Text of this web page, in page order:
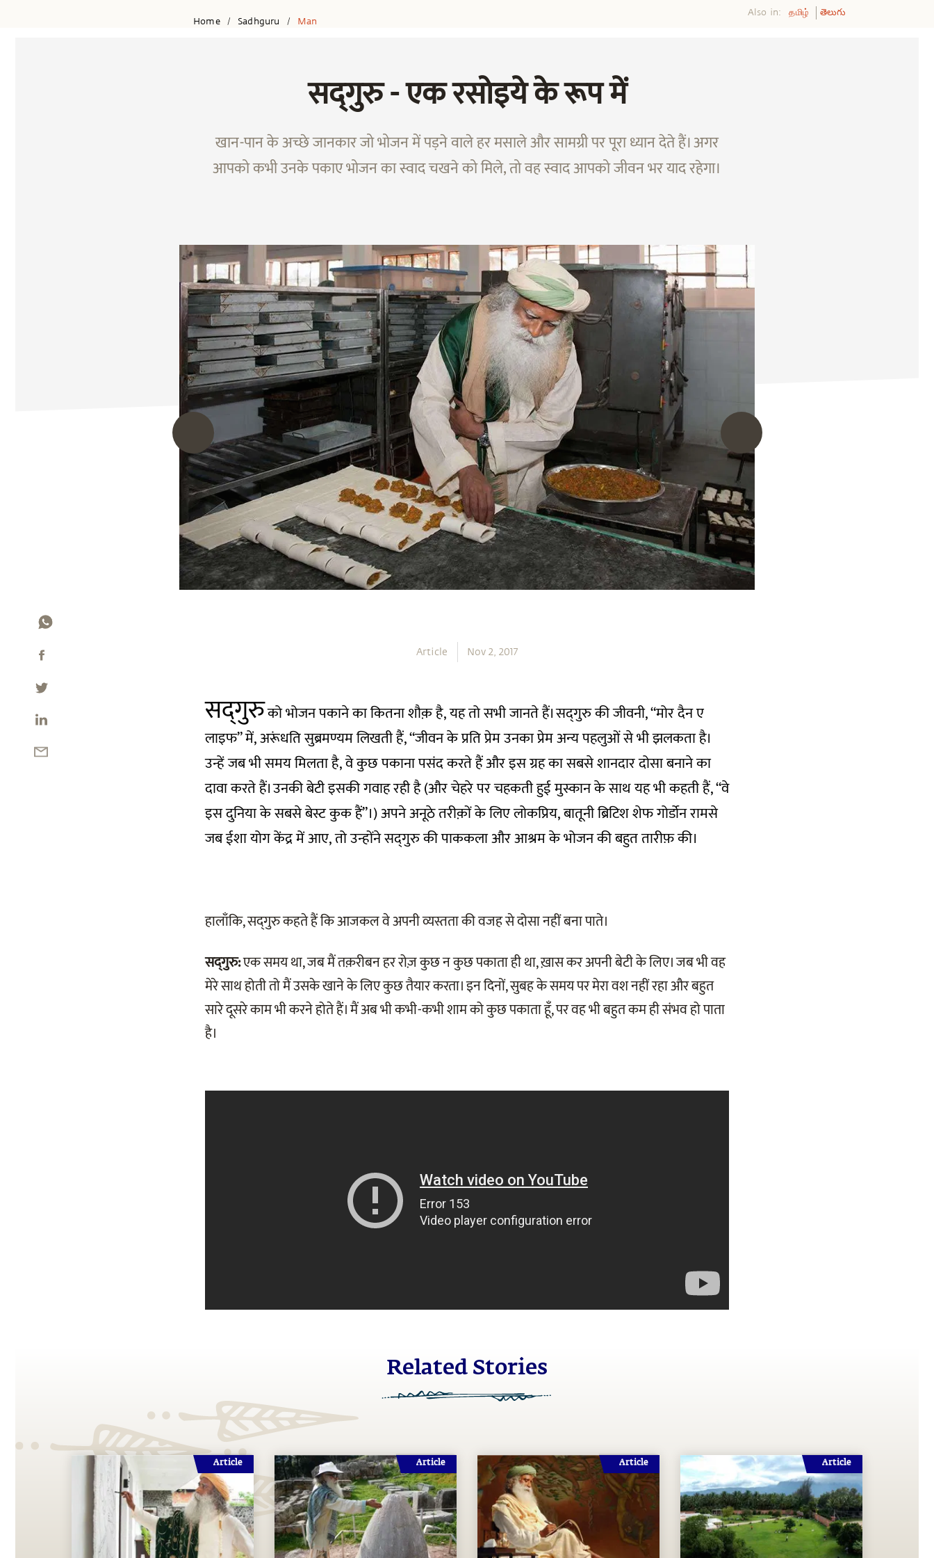
Home / Sadhguru / Man
Also in: தமிழ் తెలుగు
सद्‌गुरु - एक रसोइये के रूप में
खान-पान के अच्छे जानकार जो भोजन में पड़ने वाले हर मसाले और सामग्री पर पूरा ध्यान देते हैं। अगर
आपको कभी उनके पकाए भोजन का स्वाद चखने को मिले, तो वह स्वाद आपको जीवन भर याद रहेगा।
Article Nov 2, 2017
सद्‌गुरुको भोजन पकाने का कितना शौक़ है, यह तो सभी जानते हैं। सद्‌गुरु की जीवनी, “मोर दैन ए
लाइफ” में, अरूंधति सुब्रमण्यम लिखती हैं, “जीवन के प्रति प्रेम उनका प्रेम अन्य पहलुओं से भी झलकता है।
उन्हें जब भी समय मिलता है, वे कुछ पकाना पसंद करते हैं और इस ग्रह का सबसे शानदार दोसा बनाने का
दावा करते हैं। उनकी बेटी इसकी गवाह रही है (और चेहरे पर चहकती हुई मुस्कान के साथ यह भी कहती हैं, “वे
इस दुनिया के सबसे बेस्ट कुक हैं”।) अपने अनूठे तरीक़ों के लिए लोकप्रिय, बातूनी ब्रिटिश शेफ गोर्डोन रामसे
जब ईशा योग केंद्र में आए, तो उन्होंने सद्‌गुरु की पाककला और आश्रम के भोजन की बहुत तारीफ़ की।
हालाँकि, सद्‌गुरु कहते हैं कि आजकल वे अपनी व्यस्तता की वजह से दोसा नहीं बना पाते।
सद्‌गुरु:एक समय था, जब मैं तक़रीबन हर रोज़ कुछ न कुछ पकाता ही था, ख़ास कर अपनी बेटी के लिए। जब भी वह
मेरे साथ होती तो मैं उसके खाने के लिए कुछ तैयार करता। इन दिनों, सुबह के समय पर मेरा वश नहीं रहा और बहुत
सारे दूसरे काम भी करने होते हैं। मैं अब भी कभी-कभी शाम को कुछ पकाता हूँ, पर वह भी बहुत कम ही संभव हो पाता
है।
Related Stories
Article Article Article Article